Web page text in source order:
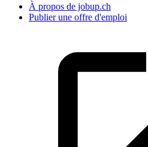
À propos de jobup.ch
Publier une offre d'emploi